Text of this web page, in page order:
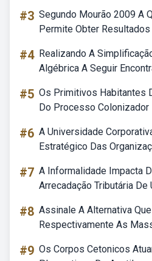
#3 Segundo Mourão 2009 A
Permite Obter Resultados
#4 Realizando A
Algébrica A Seguir
#5 Os Primitivos Habitantes
Do Processo Colonizador
#6 A Universidade
Estratégico Das
#7 A Informalidade Impacta
Arrecadação Tributária De
#8 Assinale A Alternativa
Respectivamente As
#9 Os Corpos Cetonicos